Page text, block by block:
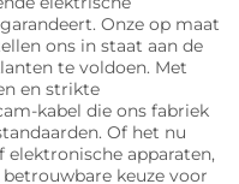
Onze op maat
ons in staat aan de
te voldoen. Met
en strikte
kabel die ons fabriek
Of het nu
apparaten,
keuze voor